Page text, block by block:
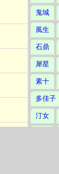
鬼城
風生
石鼎
犀星
素十
多佳子
汀女